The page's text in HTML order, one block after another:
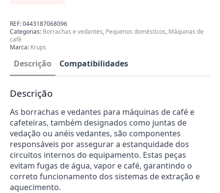
REF:0443187068096
Categorias: Borrachas e vedantes, Pequenos domésticos, Máquinas de
café
Marca: Krups
Descrição Compatibilidades
Descrição
As borrachas e vedantes para máquinas de café e
cafeteiras, também designados como juntas de
vedação ou anéis vedantes, são componentes
responsáveis por assegurar a estanquidade dos
circuitos internos do equipamento. Estas peças
evitam fugas de água, vapor e café, garantindo o
correto funcionamento dos sistemas de extração e
aquecimento.